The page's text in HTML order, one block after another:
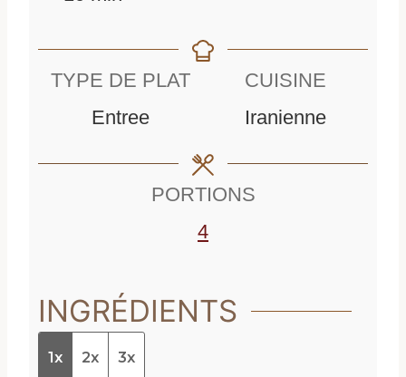
u
s
TYPE DE PLAT
Entree
CUISINE
Iranienne
PORTIONS
4
INGRÉDIENTS
1x 2x 3x